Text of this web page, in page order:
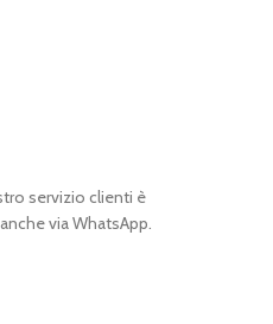
servizio clienti è
via WhatsApp.